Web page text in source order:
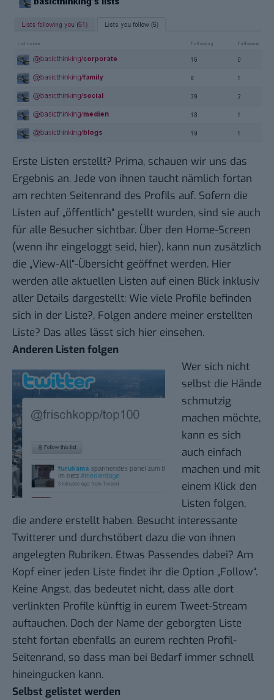
Erste Listen erstellt? Prima, schauen wir uns das
Ergebnis an. Jede von ihnen taucht nämlich fortan
am rechten Seitenrand des Profils auf. Sofern die
Listen auf „öffentlich“ gestellt wurden, sind sie auch
für alle Besucher sichtbar. Über den Home-Screen
(wenn ihr eingeloggt seid, hier), kann nun zusätzlich
die „View-All“-Übersicht geöffnet werden. Hier
werden alle aktuellen Listen auf einen Blick inklusiv
aller Details dargestellt: Wie viele Profile befinden
sich in der Liste?, Folgen andere meiner erstellten
Liste? Das alles lässt sich hier einsehen.
Anderen Listen folgen
Wer sich nicht
selbst die Hände
schmutzig
machen möchte,
kann es sich
auch einfach
machen und mit
einem Klick den
Listen folgen,
die andere erstellt haben. Besucht interessante
Twitterer und durchstöbert dazu die von ihnen
angelegten Rubriken. Etwas Passendes dabei? Am
Kopf einer jeden Liste findet ihr die Option „Follow“.
Keine Angst, das bedeutet nicht, dass alle dort
verlinkten Profile künftig in eurem Tweet-Stream
auftauchen. Doch der Name der geborgten Liste
steht fortan ebenfalls an eurem rechten Profil-
Seitenrand, so dass man bei Bedarf immer schnell
hineingucken kann.
Selbst gelistet werden